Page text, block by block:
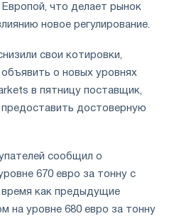
что делает рынок
новое регулирование.
свои котировки,
о новых уровнях
в пятницу поставщик,
предоставить достоверную
сообщил о
670 евро за тонну с
время как предыдущие
на уровне 680 евро за тонну